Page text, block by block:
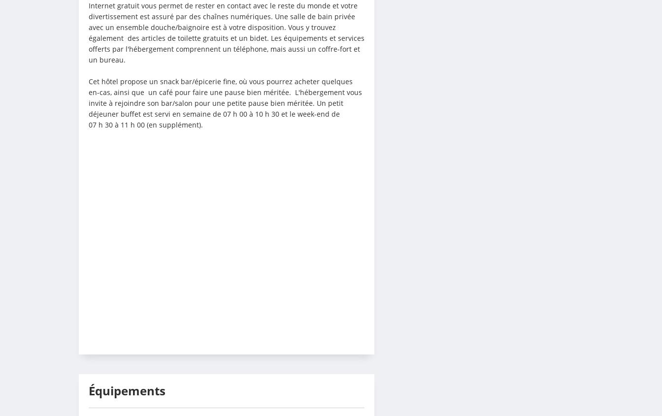
Internet gratuit vous permet de rester en contact avec le reste du monde et votre
divertissement est assuré par des chaînes numériques. Une salle de bain privée
avec un ensemble douche/baignoire est à votre disposition. Vous y trouvez
également  des articles de toilette gratuits et un bidet. Les équipements et services
offerts par l'hébergement comprennent un téléphone, mais aussi un coffre-fort et
un bureau.
Cet hôtel propose un snack bar/épicerie fine, où vous pourrez acheter quelques
en-cas, ainsi que  un café pour faire une pause bien méritée.  L'hébergement vous
invite à rejoindre son bar/salon pour une petite pause bien méritée. Un petit
déjeuner buffet est servi en semaine de 07 h 00 à 10 h 30 et le week-end de
07 h 30 à 11 h 00 (en supplément).
Équipements